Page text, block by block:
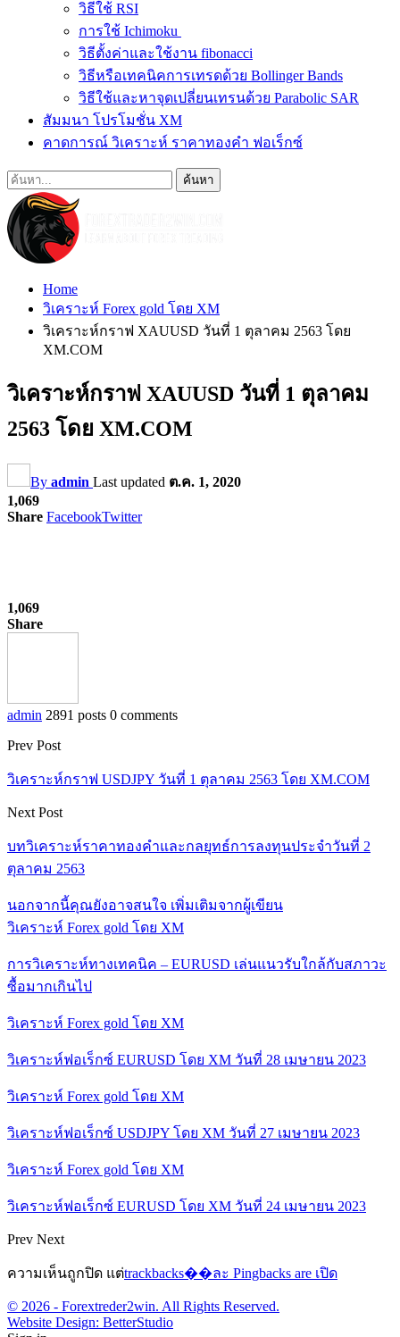
วิธีใช้ RSI
การใช้ Ichimoku
วิธีตั้งค่าและใช้งาน fibonacci
วิธีหรือเทคนิคการเทรดด้วย Bollinger Bands
วิธีใช้และหาจุดเปลี่ยนเทรนด้วย Parabolic SAR
สัมมนา โปรโมชั่น XM
คาดการณ์ วิเคราะห์ ราคาทองคำ ฟอเร็กซ์
Home
วิเคราะห์ Forex gold โดย XM
วิเคราะห์กราฟ XAUUSD วันที่ 1 ตุลาคม 2563 โดย
XM.COM
วิเคราะห์กราฟ XAUUSD วันที่ 1 ตุลาคม
2563 โดย XM.COM
By admin Last updated ต.ค. 1, 2020
1,069
Share FacebookTwitter
1,069
Share
admin 2891 posts 0 comments
Prev Post
วิเคราะห์กราฟ USDJPY วันที่ 1 ตุลาคม 2563 โดย XM.COM
Next Post
บทวิเคราะห์ราคาทองคำและกลยุทธ์การลงทุนประจำวันที่ 2
ตุลาคม 2563
นอกจากนี้คุณยังอาจสนใจ เพิ่มเติมจากผู้เขียน
วิเคราะห์ Forex gold โดย XM
การวิเคราะห์ทางเทคนิค – EURUSD เล่นแนวรับใกล้กับสภาวะ
ซื้อมากเกินไป
วิเคราะห์ Forex gold โดย XM
วิเคราะห์ฟอเร็กซ์ EURUSD โดย XM วันที่ 28 เมษายน 2023
วิเคราะห์ Forex gold โดย XM
วิเคราะห์ฟอเร็กซ์ USDJPY โดย XM วันที่ 27 เมษายน 2023
วิเคราะห์ Forex gold โดย XM
วิเคราะห์ฟอเร็กซ์ EURUSD โดย XM วันที่ 24 เมษายน 2023
Prev Next
ความเห็นถูกปิด แต่trackbacks��ละ Pingbacks are เปิด
© 2026 - Forextreder2win. All Rights Reserved.
Website Design: BetterStudio